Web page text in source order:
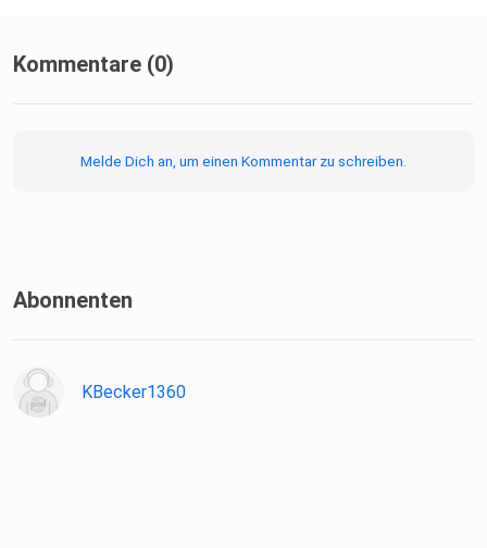
Kommentare (0)
Melde Dich an, um einen Kommentar zu schreiben.
Abonnenten
KBecker1360